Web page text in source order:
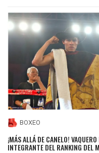
BOXEO
¡MÁS ALLÁ DE CANELO!
INTEGRANTE DEL RANKING DEL